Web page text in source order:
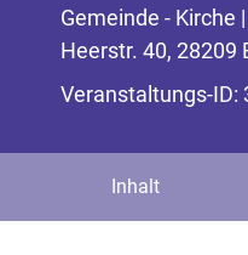
Gemeinde - Kirche
Heerstr. 40, 28209
Veranstaltungs-ID:
Inhalt